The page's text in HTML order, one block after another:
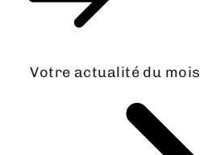
Votre actualité du mois